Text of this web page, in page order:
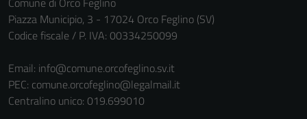
Piazza Municipio, 3 - 17024 Orco Feglino (SV)
Codice fiscale / P. IVA: 00334250099
Email: info@comune.orcofeglino.sv.it
PEC: comune.orcofeglino@legalmail.it
Centralino unico: 019.699010